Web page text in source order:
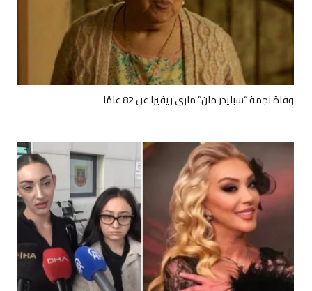
وفاة نجمة “سبايدر مان” ماري ريفيرا عن 82 عامًا